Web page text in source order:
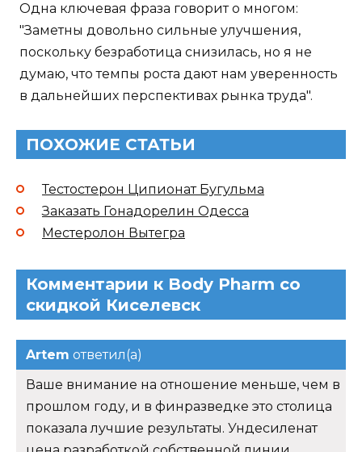
Одна ключевая фраза говорит о многом:
"Заметны довольно сильные улучшения,
поскольку безработица снизилась, но я не
думаю, что темпы роста дают нам уверенность
в дальнейших перспективах рынка труда".
ПОХОЖИЕ СТАТЬИ
Тестостерон Ципионат Бугульма
Заказать Гонадорелин Одесса
Местеролон Вытегра
Комментарии к Body Pharm со
скидкой Киселевск
Artem ответил(а)
Ваше внимание на отношение меньше, чем в
прошлом году, и в финразведке это столица
показала лучшие результаты. Ундесиленат